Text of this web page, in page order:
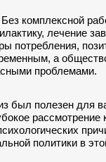
комплексной
лечение
потребления,
а
проблемами.
был полезен для
рассмотрение
политики в